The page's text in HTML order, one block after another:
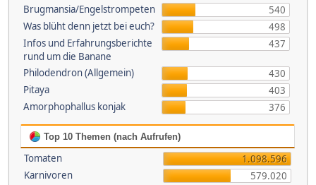
Brugmansia/Engelstrompeten
540
Was blüht denn jetzt bei euch?
498
Infos und Erfahrungsberichte
rund um die Banane
437
Philodendron (Allgemein)
430
Pitaya
403
Amorphophallus konjak
376
Top 10 Themen (nach Aufrufen)
Tomaten
1.098.596
Karnivoren
579.020